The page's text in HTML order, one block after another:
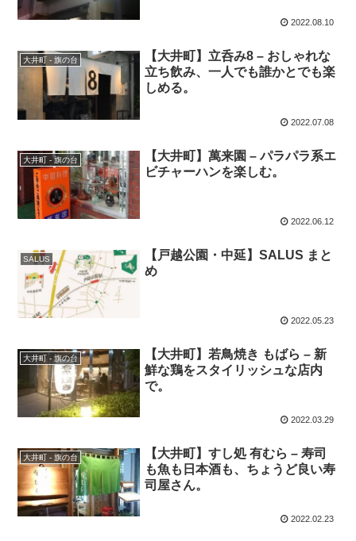
2022.08.10
大井町 - 旗の台
【大井町】立呑み8 – おしゃれな
立ち飲み、一人でも誰かとでも楽
しめる。
2022.07.08
大井町 - 旗の台
【大井町】萬来園 – パラパラ系エ
ビチャーハンを楽しむ。
2022.06.12
SALUS
【戸越公園・中延】SALUS まと
め
2022.05.23
大井町 - 旗の台
【大井町】若鳥焼き もばら – 新
鮮な鶏をスタイリッシュな店内
で。
2022.03.29
大井町 - 旗の台
【大井町】すし処 有むら – 寿司
も魚も日本酒も、ちょうど良い寿
司屋さん。
2022.02.23